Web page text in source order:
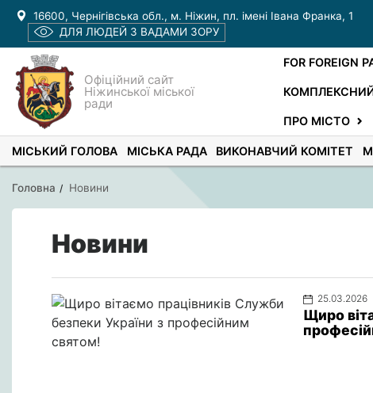
16600, Чернігівська обл., м. Ніжин, пл. імені Івана Франка, 1
ДЛЯ ЛЮДЕЙ З ВАДАМИ ЗОРУ
Офіційний сайт
Ніжинської міської
ради
FOR FOREIGN
ПРО МІСТО
МІСЬКИЙ ГОЛОВА МІСЬКА РАДА ВИКОНАВЧИЙ КОМІТЕТ
Головна Новини
Новини
25.03.2026
Щиро